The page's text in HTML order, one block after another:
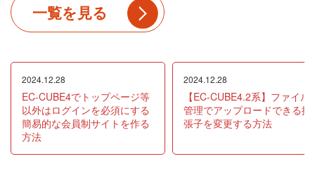
一覧を見る
2024.12.28
EC-CUBE4でトップページ等
以外はログインを必須にする
簡易的な会員制サイトを作る
方法
2024.12.28
【EC-CUBE4.2系】ファイル
管理でアップロードできる拡
張子を変更する方法